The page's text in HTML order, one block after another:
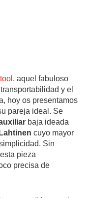
, aquel fabuloso
y el
hoy os presentamos
pareja ideal. Se
baja ideada
cuyo mayor
Sin
pieza
precisa de